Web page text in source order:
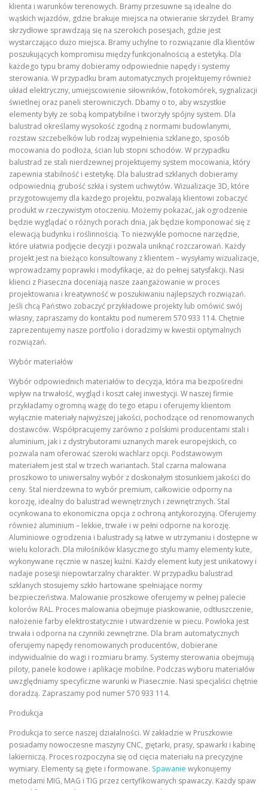
klienta i warunków terenowych. Bramy przesuwne są idealne do
wąskich wjazdów, gdzie brakuje miejsca na otwieranie skrzydeł. Bramy
skrzydłowe sprawdzają się na szerokich posesjach, gdzie jest
wystarczająco dużo miejsca. Bramy uchylne to rozwiązanie dla klientów
poszukujących kompromisu między funkcjonalnością a estetyką. Dla
każdego typu bramy dobieramy odpowiednie napędy i systemy
sterowania. W przypadku bram automatycznych projektujemy również
układ elektryczny, umiejscowienie siłowników, fotokomórek, sygnalizacji
świetlnej oraz paneli sterowniczych. Dbamy o to, aby wszystkie
elementy były ze sobą kompatybilne i tworzyły spójny system. Dla
balustrad określamy wysokość zgodną z normami budowlanymi,
rozstaw szczebelków lub rodzaj wypełnienia szklanego, sposób
mocowania do podłoża, ścian lub stopni schodów. W przypadku
balustrad ze stali nierdzewnej projektujemy system mocowania, który
zapewnia stabilność i estetykę. Dla balustrad szklanych dobieramy
odpowiednią grubość szkła i system uchwytów. Wizualizacje 3D, które
przygotowujemy dla każdego projektu, pozwalają klientowi zobaczyć
produkt w rzeczywistym otoczeniu. Możemy pokazać, jak ogrodzenie
będzie wyglądać o różnych porach dnia, jak będzie komponować się z
elewacją budynku i roślinnością. To niezwykle pomocne narzędzie,
które ułatwia podjęcie decyzji i pozwala uniknąć rozczarowań. Każdy
projekt jest na bieżąco konsultowany z klientem – wysyłamy wizualizacje,
wprowadzamy poprawki i modyfikacje, aż do pełnej satysfakcji. Nasi
klienci z Piaseczna doceniają nasze zaangażowanie w proces
projektowania i kreatywność w poszukiwaniu najlepszych rozwiązań.
Jeśli chcą Państwo zobaczyć przykładowe projekty lub omówić swój
własny, zapraszamy do kontaktu pod numerem 570 933 114. Chętnie
zaprezentujemy nasze portfolio i doradzimy w kwestii optymalnych
rozwiązań.
Wybór materiałów
Wybór odpowiednich materiałów to decyzja, która ma bezpośredni
wpływ na trwałość, wygląd i koszt całej inwestycji. W naszej firmie
przykładamy ogromną wagę do tego etapu i oferujemy klientom
wyłącznie materiały najwyższej jakości, pochodzące od renomowanych
dostawców. Współpracujemy zarówno z polskimi producentami stali i
aluminium, jak i z dystrybutorami uznanych marek europejskich, co
pozwala nam oferować szeroki wachlarz opcji. Podstawowym
materiałem jest stal w trzech wariantach. Stal czarna malowana
proszkowo to uniwersalny wybór z doskonałym stosunkiem jakości do
ceny. Stal nierdzewna to wybór premium, całkowicie odporny na
korozję, idealny do balustrad wewnętrznych i zewnętrznych. Stal
ocynkowana to ekonomiczna opcja z ochroną antykorozyjną. Oferujemy
również aluminium – lekkie, trwałe i w pełni odporne na korozję.
Aluminiowe ogrodzenia i balustrady są łatwe w utrzymaniu i dostępne w
wielu kolorach. Dla miłośników klasycznego stylu mamy elementy kute,
wykonywane ręcznie w naszej kuźni. Każdy element kuty jest unikatowy i
nadaje posesji niepowtarzalny charakter. W przypadku balustrad
szklanych stosujemy szkło hartowane spełniające normy
bezpieczeństwa. Malowanie proszkowe oferujemy w pełnej palecie
kolorów RAL. Proces malowania obejmuje piaskowanie, odtłuszczenie,
nałożenie farby elektrostatycznie i utwardzenie w piecu. Powłoka jest
trwała i odporna na czynniki zewnętrzne. Dla bram automatycznych
oferujemy napędy renomowanych producentów, dobierane
indywidualnie do wagi i rozmiaru bramy. Systemy sterowania obejmują
piloty, panele kodowe i aplikacje mobilne. Podczas wyboru materiałów
uwzględniamy specyficzne warunki w Piasecznie. Nasi specjaliści chętnie
doradzą. Zapraszamy pod numer 570 933 114.
Produkcja
Produkcja to serce naszej działalności. W zakładzie w Pruszkowie
posiadamy nowoczesne maszyny CNC, giętarki, prasy, spawarki i kabinę
lakierniczą. Proces rozpoczyna się od cięcia materiału na precyzyjne
wymiary. Elementy są gięte i formowane. Spawanie wykonujemy
metodami MIG, MAG i TIG przez certyfikowanych spawaczy. Każdy spaw